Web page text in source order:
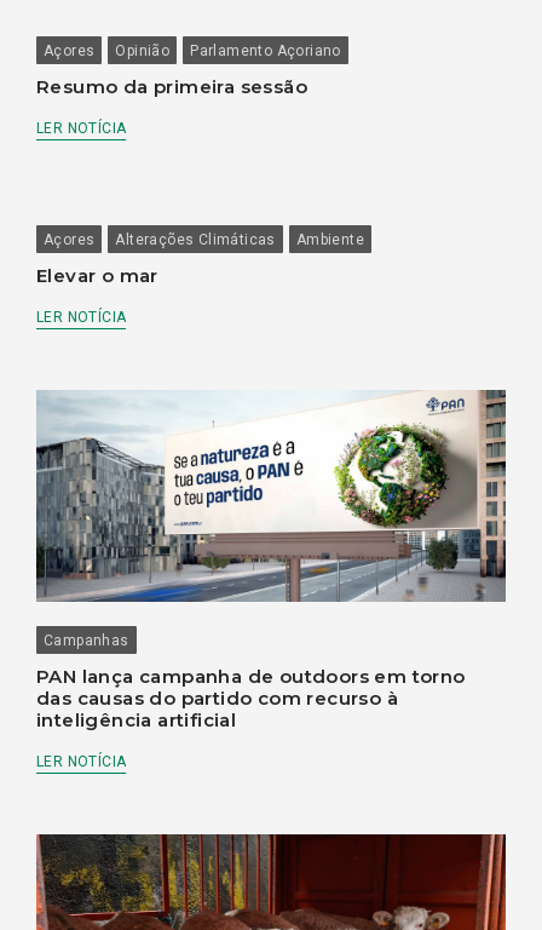
Açores Opinião Parlamento Açoriano
Resumo da primeira sessão
LER NOTÍCIA
Açores Alterações Climáticas Ambiente
Elevar o mar
LER NOTÍCIA
Campanhas
PAN lança campanha de outdoors em torno
das causas do partido com recurso à
inteligência artificial
LER NOTÍCIA